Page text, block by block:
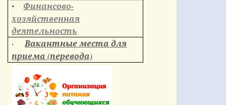
·
Финансово-
хозяйственная
деятельность
·
Вакантные места для
приема (перевода)